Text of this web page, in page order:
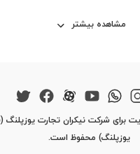
مشاهده بیشتر
برای شرکت نیکران تجارت یوزپلنگ
یوزپلنگ) محفوظ است.